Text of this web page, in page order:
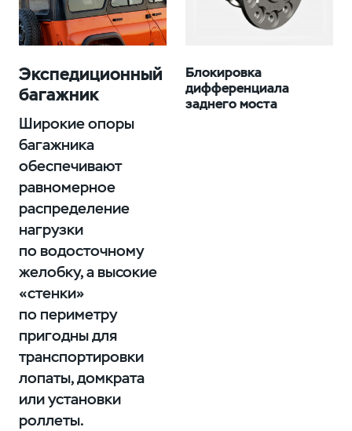
Экспедиционный
багажник
Широкие опоры
багажника
обеспечивают
равномерное
распределение
нагрузки
по водосточному
желобку, а высокие
«стенки»
по периметру
пригодны для
транспортировки
лопаты, домкрата
или установки
роллеты.
Блокировка
дифференциала
заднего моста